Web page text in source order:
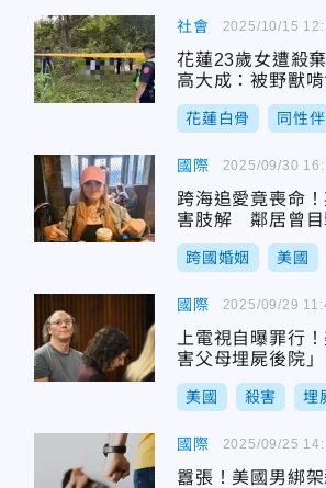
社會
花蓮23歲女遭殺
高大成：被野獸
花蓮白骨 同性
2025/10/15
國際
跨海追愛竟喪命
害肢解 鄰居曾目
跨國婚姻 美國
2025/09/30
國際
上電視自曝罪行
害父母埋屍後院
美國 殺害 埋
2025/09/29
國際
囂張！美國男綁
2025/09/25